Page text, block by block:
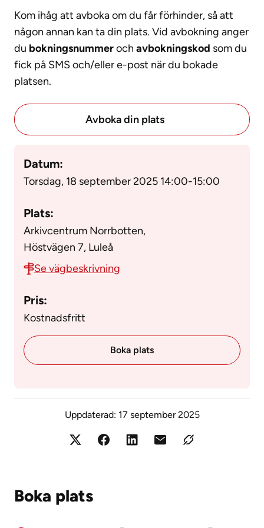
Kom ihåg att avboka om du får förhinder, så att
någon annan kan ta din plats. Vid avbokning anger
du bokningsnummeroch avbokningskod som du
fick på SMS och/eller e-post när du bokade
platsen.
Avboka din plats
Datum:
Torsdag, 18 september 2025 14:00-15:00
Plats:
Arkivcentrum Norrbotten,
Höstvägen 7, Luleå
Se vägbeskrivning
Pris:
Kostnadsfritt
Boka plats
Uppdaterad: 17 september 2025
Boka plats